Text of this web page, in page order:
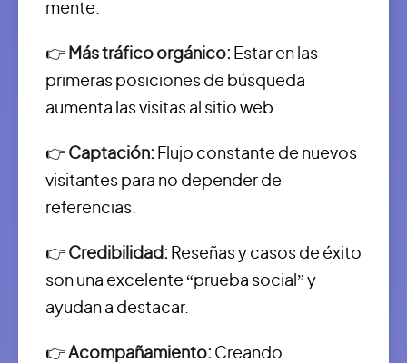
mente.
👉 Más tráfico orgánico: Estar en las
primeras posiciones de búsqueda
aumenta las visitas al sitio web.
👉 Captación: Flujo constante de nuevos
visitantes para no depender de
referencias.
👉 Credibilidad: Reseñas y casos de éxito
son una excelente “prueba social” y
ayudan a destacar.
👉Acompañamiento: Creando